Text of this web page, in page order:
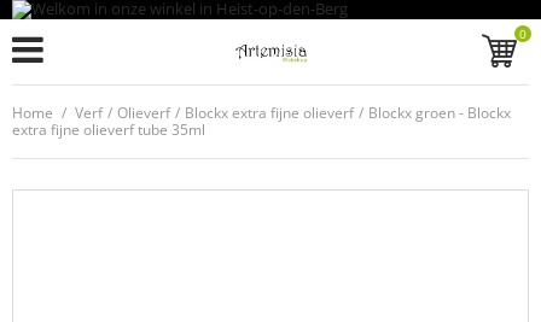
0
Home / Verf / Olieverf / Blockx extra fijne olieverf / Blockx groen - Blockx
extra fijne olieverf tube 35ml